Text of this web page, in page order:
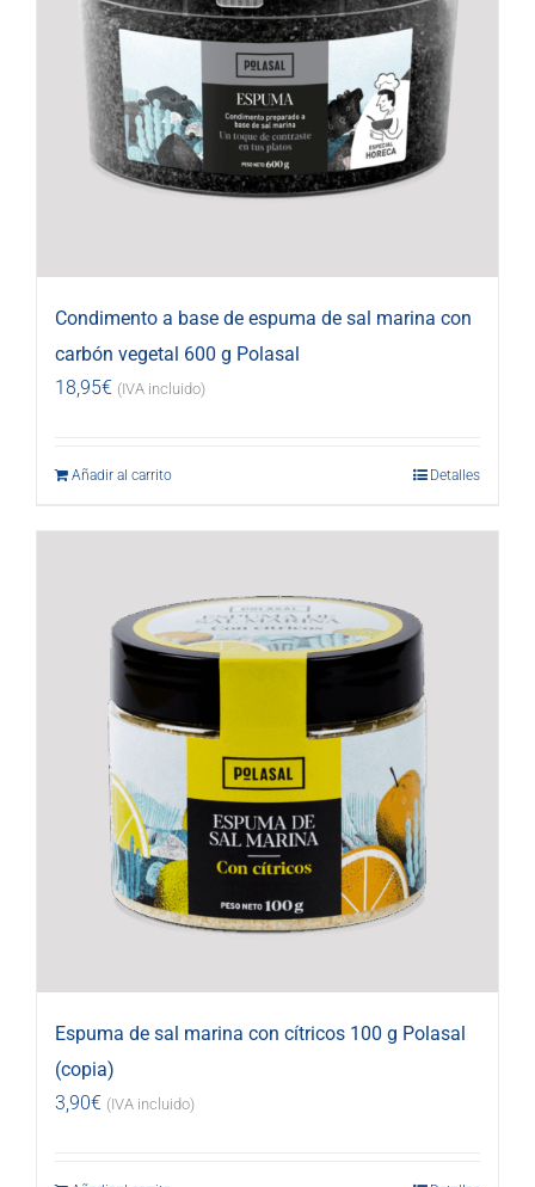
Condimento a base de espuma de sal marina con
carbón vegetal 600 g Polasal
18,95€ (IVA incluido)
Añadir al carrito Detalles
Espuma de sal marina con cítricos 100 g Polasal
(copia)
3,90€ (IVA incluido)